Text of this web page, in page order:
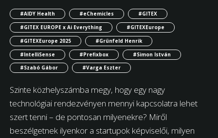
#AIDY Health #eChemicles
#GITEX
#GITEX EUROPE x Ai Everything
#GITEXEurope
#GITEXEurope 2025
#Grünfeld Henrik
#IntelliSense
#Prefixbox
#Simon István
#Szabó Gábor
#Varga Eszter
Szinte közhelyszámba megy, hogy egy nagy
technológiai rendezvényen mennyi kapcsolatra lehet
szert tenni – de pontosan milyenekre? Miről
beszélgetnek ilyenkor a startupok képviselői, milyen